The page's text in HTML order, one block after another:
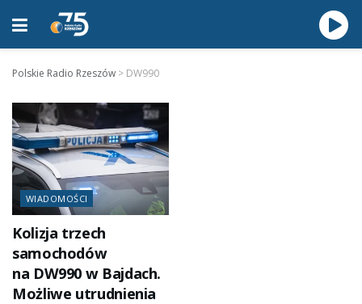
Polskie Radio Rzeszów > DW990
WIADOMOŚCI
Kolizja trzech
samochodów
na DW990 w Bajdach.
Możliwe utrudnienia